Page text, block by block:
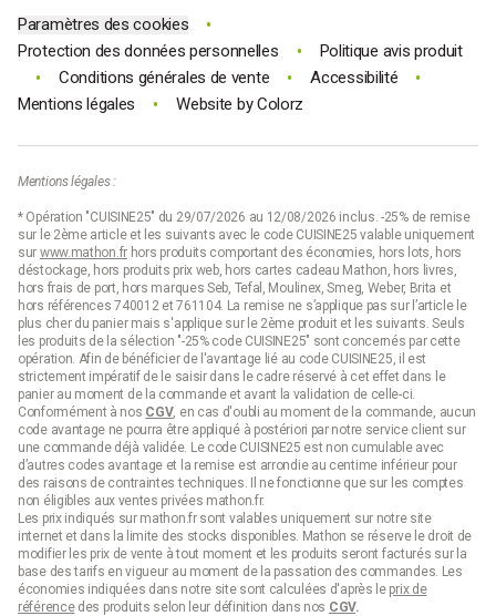
Paramètres des cookies •
Protection des données personnelles • Politique avis produit
• Conditions générales de vente • Accessibilité •
Mentions légales • Website byColorz
Mentions légales :
* Opération "CUISINE25" du 29/07/2026 au 12/08/2026 inclus. -25% de remise
sur le 2ème article et les suivants avec le code CUISINE25 valable uniquement
sur www.mathon.frhors produits comportant des économies, hors lots, hors
déstockage, hors produits prix web, hors cartes cadeau Mathon, hors livres,
hors frais de port, hors marques Seb, Tefal, Moulinex, Smeg, Weber, Brita et
hors références 740012 et 761104. La remise ne s’applique pas sur l’article le
plus cher du panier mais s'applique sur le 2ème produit et les suivants. Seuls
les produits de la sélection "-25% code CUISINE25" sont concernés par cette
opération. Afin de bénéficier de l'avantage lié au code CUISINE25, il est
strictement impératif de le saisir dans le cadre réservé à cet effet dans le
panier au moment de la commande et avant la validation de celle-ci.
Conformément à nos CGV, en cas d'oubli au moment de la commande, aucun
code avantage ne pourra être appliqué à postériori par notre service client sur
une commande déjà validée. Le code CUISINE25 est non cumulable avec
d’autres codes avantage et la remise est arrondie au centime inférieur pour
des raisons de contraintes techniques. Il ne fonctionne que sur les comptes
non éligibles aux ventes privées mathon.fr.
Les prix indiqués sur mathon.fr sont valables uniquement sur notre site
internet et dans la limite des stocks disponibles. Mathon se réserve le droit de
modifier les prix de vente à tout moment et les produits seront facturés sur la
base des tarifs en vigueur au moment de la passation des commandes. Les
économies indiquées dans notre site sont calculées d'après le prix de
référencedes produits selon leur définition dans nos CGV.